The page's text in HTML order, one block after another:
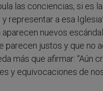
las conciencias, si es
representar a esa
nuevos
parecen justos y que
más que afirmar: “Aún
y equivocaciones de